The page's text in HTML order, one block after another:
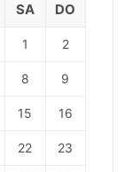
SA DO
1 2
8 9
15 16
22 23